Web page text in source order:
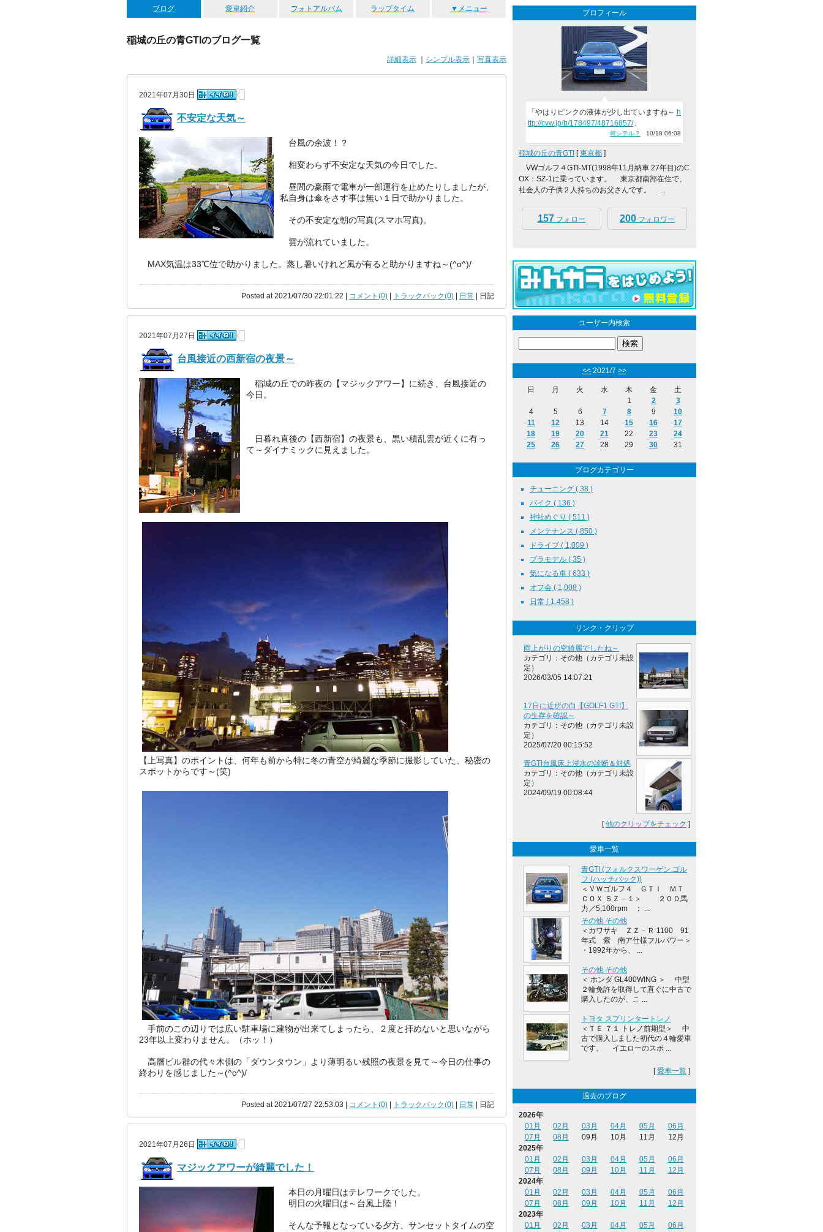
ブログ 愛車紹介 フォトアルバム ラップタイム ▼メニュー
稲城の丘の青GTIのブログ一覧
詳細表示 シンプル表示 写真表示
2021年07月30日
不安定な天気～
台風の余波！？
相変わらず不安定な天気の今日でした。
昼間の豪雨で電車が一部運行を止めたりしましたが、
私自身は傘をさす事は無い１日で助かりました。
その不安定な朝の写真(スマホ写真)。
雲が流れていました。
MAX気温は33℃位で助かりました。蒸し暑いけれど風が有ると助かりますね～(^o^)/
Posted at 2021/07/30 22:01:22 | コメント(0) | トラックバック(0) | 日常 | 日記
2021年07月27日
台風接近の西新宿の夜景～
稲城の丘での昨夜の【マジックアワー】に続き、台風接近の
今日。
日暮れ直後の【西新宿】の夜景も、黒い積乱雲が近くに有っ
て～ダイナミックに見えました。
【上写真】のポイントは、何年も前から特に冬の青空が綺麗な季節に撮影していた、秘密の
スポットからです～(笑)
手前のこの辺りでは広い駐車場に建物が出来てしまったら、２度と拝めないと思いながら
23年以上変わりません。（ホッ！）
高層ビル群の代々木側の「ダウンタウン」より薄明るい残照の夜景を見て～今日の仕事の
終わりを感じました～(^o^)/
Posted at 2021/07/27 22:53:03 | コメント(0) | トラックバック(0) | 日常 | 日記
2021年07月26日
マジックアワーが綺麗でした！
本日の月曜日はテレワークでした。
明日の火曜日は～台風上陸！
そんな予報となっている夕方、サンセットタイムの空
プロフィール
「やはりピンクの液体が少し出ていますね～ h
ttp://cvw.jp/b/178497/48716857/」
何シテル？ 10/18 06:08
稲城の丘の青GTI [東京都 ]
VWゴルフ４GTI-MT(1998年11月納車 27年目)のC
OX：SZ-1に乗っています。 東京都南部在住で、
社会人の子供２人持ちのお父さんです。 ...
157 フォロー 200 フォロワー
ユーザー内検索
<< 2021/7 >>
日 月 火 水 木 金
土
1
2
3
4
5 6 7 8 9
10
11
12 13 14 15 16
17
18
19 20 21 22 23
24
25
26 27 28 29 30 31
ブログカテゴリー
チューニング ( 38 )
バイク ( 136 )
神社めぐり ( 511 )
メンテナンス ( 850 )
ドライブ ( 1,009 )
プラモデル ( 35 )
気になる車 ( 633 )
オフ会 ( 1,008 )
日常 ( 1,458 )
リンク・クリップ
雨上がりの空綺麗でしたね～
カテゴリ：その他（カテゴリ未設
定）
2026/03/05 14:07:21
17日に近所の白【GOLF1 GTI】
の生存を確認～
カテゴリ：その他（カテゴリ未設
定）
2025/07/20 00:15:52
青GTI台風床上浸水の診断＆対処
カテゴリ：その他（カテゴリ未設
定）
2024/09/19 00:08:44
[他のクリップをチェック ]
愛車一覧
青GTI (フォルクスワーゲン ゴル
フ (ハッチバック))
＜ＶＷゴルフ４ ＧＴＩ ＭＴ
ＣＯＸ ＳＺ－１＞ ２００馬
力／5,100rpm ； ...
その他 その他
＜カワサキ ＺＺ－Ｒ 1100 91
年式 紫 南ア仕様フルパワー＞
・1992年から、 ...
その他 その他
＜ ホンダ GL400WING ＞ 中型
２輪免許を取得して直ぐに中古で
購入したのが、こ ...
トヨタ スプリンタートレノ
＜ＴＥ ７１ トレノ前期型＞ 中
古で購入しました初代の４輪愛車
です。 イエローのスポ ...
[愛車一覧 ]
過去のブログ
2026年
01月
02月 03月 04月 05月
06月
07月
08月 09月 10月 11月
12月
2025年
01月
02月 03月 04月 05月
06月
07月
08月 09月 10月 11月
12月
2024年
01月
02月 03月 04月 05月
06月
07月
08月 09月 10月 11月
12月
2023年
01月
02月 03月 04月 05月
06月